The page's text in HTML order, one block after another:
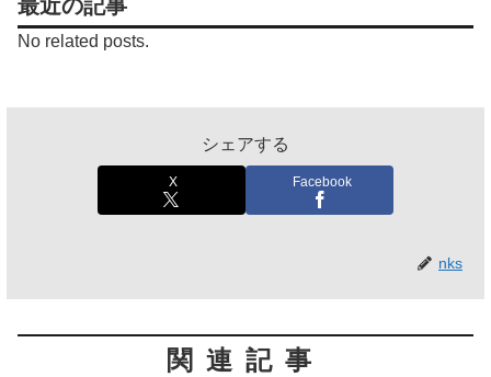
最近の記事
No related posts.
シェアする
X Facebook
nks
関連記事